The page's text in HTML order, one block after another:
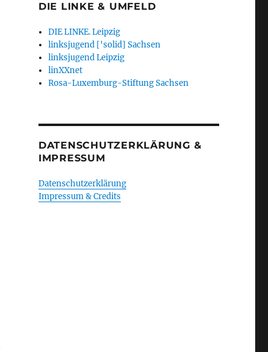
DIE LINKE & UMFELD
DIE LINKE. Leipzig
linksjugend ['solid] Sachsen
linksjugend Leipzig
linXXnet
Rosa-Luxemburg-Stiftung Sachsen
DATENSCHUTZERKLÄRUNG &
IMPRESSUM
Datenschutzerklärung
Impressum & Credits